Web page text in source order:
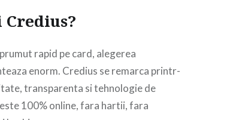
Credius?
rapid pe card, alegerea
enorm. Credius se remarca printr-
transparenta si tehnologie de
100% online, fara hartii, fara